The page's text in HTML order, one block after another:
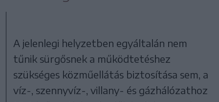
A jelenlegi helyzetben egyáltalán nem
tűnik sürgősnek a működtetéshez
szükséges közműellátás biztosítása sem, a
víz-, szennyvíz-, villany- és gázhálózathoz